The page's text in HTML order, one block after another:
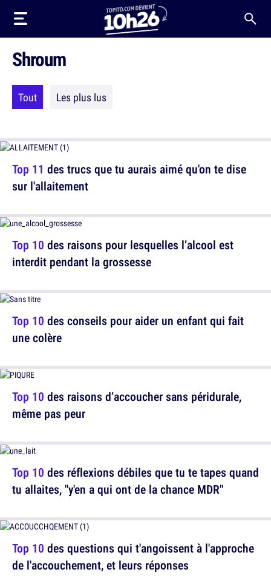
Shroum
Tout Les plus lus
Top 11 des trucs que tu aurais aimé qu'on te dise
sur l'allaitement
Top 10 des conseils pour aider un enfant qui fait
une colère
Top 10 des réflexions débiles que tu te tapes quand
tu allaites, "y'en a qui ont de la chance MDR"
Top 10 des raisons pour lesquelles l’alcool est
interdit pendant la grossesse
Top 10 des raisons d’accoucher sans péridurale,
même pas peur
Top 10 des questions qui t'angoissent à l'approche
de l'accouchement, et leurs réponses